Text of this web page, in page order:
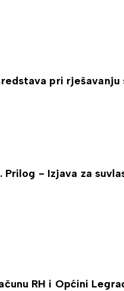
pri rješavanju
Prilog - Izjava za
RH i Općini